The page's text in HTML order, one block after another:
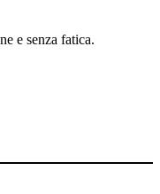
e senza fatica.